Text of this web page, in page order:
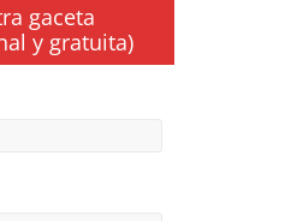
gaceta
y gratuita)